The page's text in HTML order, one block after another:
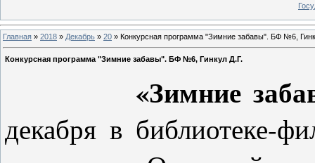
Главная » 2018 » Декабрь » 20 » Конкурсная программа "Зимние забавы". БФ №6,
Конкурсная программа "Зимние забавы". БФ №6, Гинкул Д.Г.
«Зимние
декабря в библиотеке-